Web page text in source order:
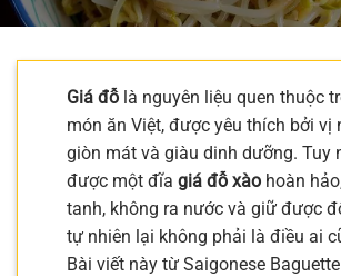
Giá đỗ là nguyên liệu quen thuộc
món ăn Việt, được yêu thích bởi vị
giòn mát và giàu dinh dưỡng. Tuy
được một đĩa giá đỗ xào hoàn
tanh, không ra nước và giữ được
tự nhiên lại không phải là điều ai
Bài viết này từ Saigonese